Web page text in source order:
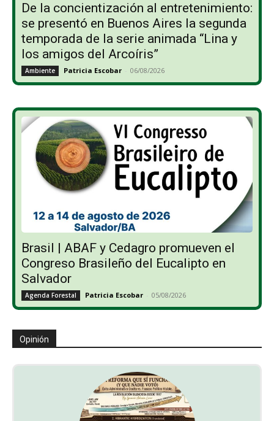
De la concientización al entretenimiento:
se presentó en Buenos Aires la segunda
temporada de la serie animada “Lina y
los amigos del Arcoíris”
Ambiente Patricia Escobar - 06/08/2026
Brasil | ABAF y Cedagro promueven el
Congreso Brasileño del Eucalipto en
Salvador
Agenda Forestal Patricia Escobar - 05/08/2026
Opinión